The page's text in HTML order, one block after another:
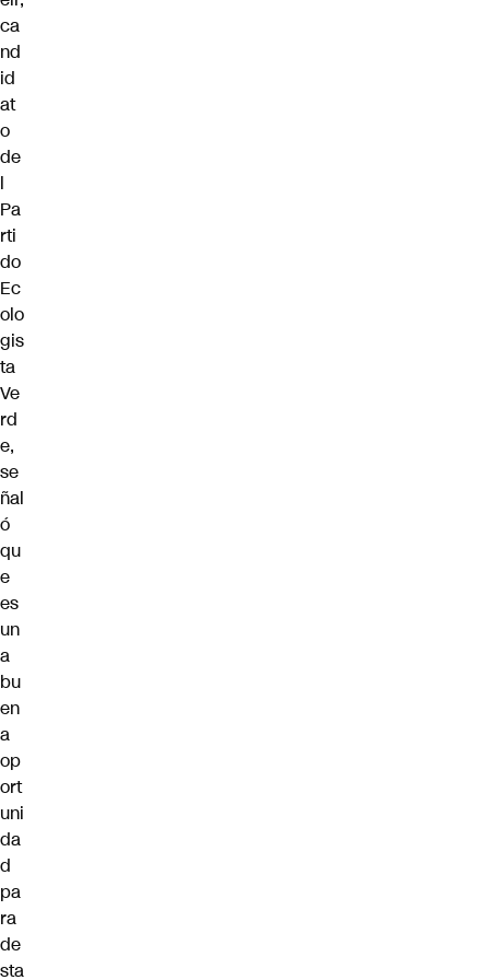
ca
nd
id
at
o
de
l
Pa
rti
do
Ec
olo
gis
ta
Ve
rd
e,
se
ñal
ó
qu
e
es
un
a
bu
en
a
op
ort
uni
da
d
pa
ra
de
sta